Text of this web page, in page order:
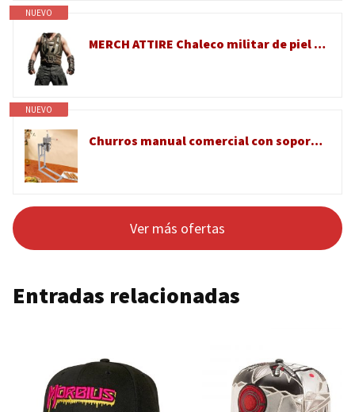
NUEVO
MERCH ATTIRE Chaleco militar de piel sintética para hombre, chaleco táctico de combate oscuro para cosplay, Piel sintética - Chaleco BAN3, XXS
NUEVO
Churros manual comercial con soporte en forma de L para frutas latinas y churros españoles
Ver más ofertas
Entradas relacionadas